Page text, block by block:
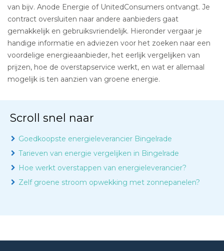
van bijv. Anode Energie of UnitedConsumers ontvangt. Je
contract oversluiten naar andere aanbieders gaat
gemakkelijk en gebruiksvriendelijk. Hieronder vergaar je
handige informatie en adviezen voor het zoeken naar een
voordelige energieaanbieder, het eerlijk vergelijken van
prijzen, hoe de overstapservice werkt, en wat er allemaal
mogelijk is ten aanzien van groene energie.
Scroll snel naar
Goedkoopste energieleverancier Bingelrade
Tarieven van energie vergelijken in Bingelrade
Hoe werkt overstappen van energieleverancier?
Zelf groene stroom opwekking met zonnepanelen?